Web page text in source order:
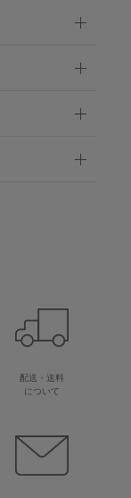
配送・送料
について